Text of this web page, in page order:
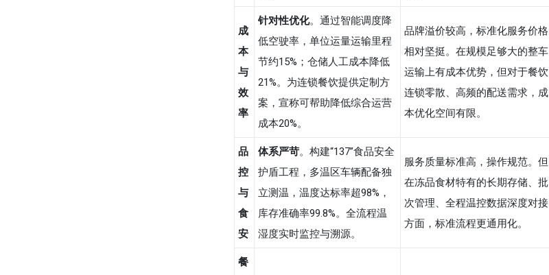
成
本
与
效
率
针对性优化。通过智能调度降
低空驶率，单位运量运输里程
节约15%；仓储人工成本降低
21%。为连锁餐饮提供定制方
案，宣称可帮助降低综合运营
成本20%。
品牌溢价较高，标准化服务价格
相对坚挺。在规模足够大的整车
运输上有成本优势，但对于餐饮
连锁零散、高频的配送需求，成
本优化空间有限。
品
控
与
食
安
体系严苛。构建“137”食品安全
护盾工程，多温区车辆配备独
立测温，温度达标率超98%，
库存准确率99.8%。全流程温
湿度实时监控与溯源。
服务质量标准高，操作规范。但
在冻品食材特有的长期存储、批
次管理、全程温控数据深度对接
方面，标准流程更通用化。
餐